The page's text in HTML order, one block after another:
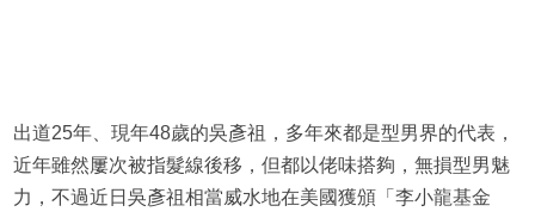
出道25年、現年48歲的吳彥祖，多年來都是型男界的代表，
近年雖然屢次被指髮線後移，但都以佬味搭夠，無損型男魅
力，不過近日吳彥祖相當威水地在美國獲頒「李小龍基金